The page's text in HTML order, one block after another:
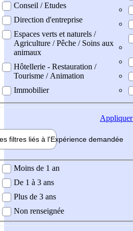
Conseil / Etudes
Direction d'entreprise
Espaces verts et naturels /
Agriculture / Pêche / Soins aux
animaux
Hôtellerie - Restauration /
Tourisme / Animation
Immobilier
Appliquer
filtres liés à l'Expérience demandée
demandée
Moins de 1 an
De 1 à 3 ans
Plus de 3 ans
Non renseignée